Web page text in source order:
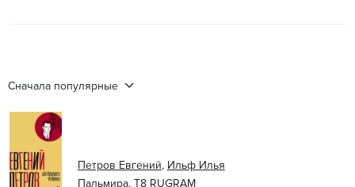
Сначала популярные
Петров Евгений, Ильф Илья
Пальмира, Т8 RUGRAM